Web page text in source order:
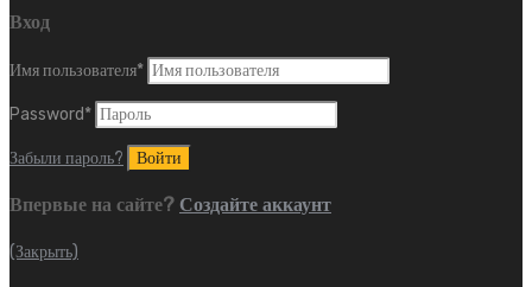
Вход
Имя пользователя*
Password*
Забыли пароль?
Впервые на сайте? Создайте аккаунт
(Закрыть)